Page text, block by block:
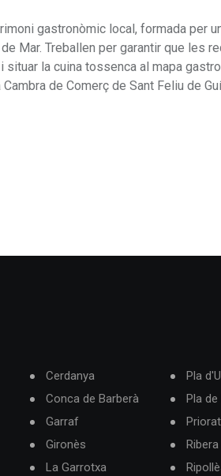
gastronòmic local, formada per
Mar. Treballen per garantir que les
la cuina tossenca al mapa
de Comerç de Sant Feliu de
Cerdanya
Conca de Barberà
Garraf
Gironès
La Garrotxa
Pla
Pla
Priorat